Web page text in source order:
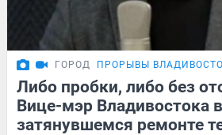
ГОРОД ПРОРЫВЫ
Либо пробки, либо без
Вице-мэр Владивостока
затянувшемся ремонте